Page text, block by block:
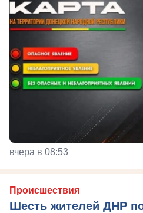
вчера в 08:53
Происшествия
Шесть жителей ДНР